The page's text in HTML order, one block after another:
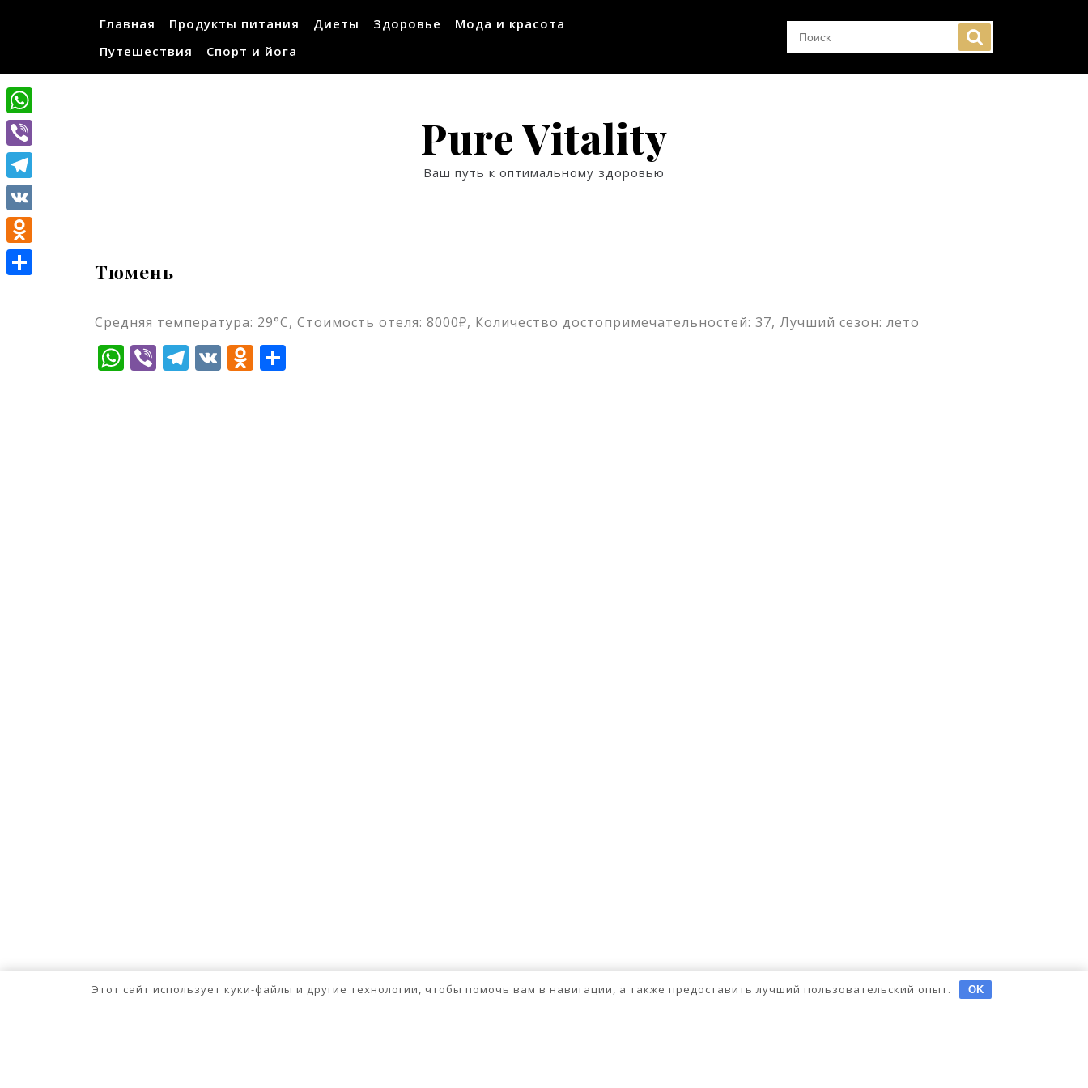
Главная Продукты питания Диеты Здоровье
Мода и красота
Путешествия
Спорт и йога
Pure Vitality
Ваш путь к оптимальному здоровью
Тюмень
Средняя температура: 29°C, Стоимость отеля: 8000₽, Количество достопримечательностей: 37, Лучший сезон: лето
WhatsApp
ViberTelegram
VKOdnoklassniki
WhatsApp
Viber
Telegram
VK
Odnoklassniki
Этот сайт использует куки-файлы и другие технологии, чтобы помочь вам в навигации, а также предоставить лучший пользовательский опыт. OK